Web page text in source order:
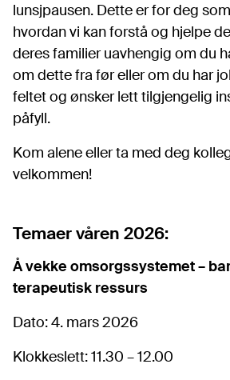
lunsjpausen. Dette er for deg
hvordan vi kan forstå og hjelpe
deres familier uavhengig om du
om dette fra før eller om du har
feltet og ønsker lett tilgjengelig
påfyll.
Kom alene eller ta med deg
velkommen!
Temaer våren 2026:
Å vekke omsorgssystemet –
terapeutisk ressurs
Dato: 4. mars 2026
Klokkeslett: 11.30 – 12.00